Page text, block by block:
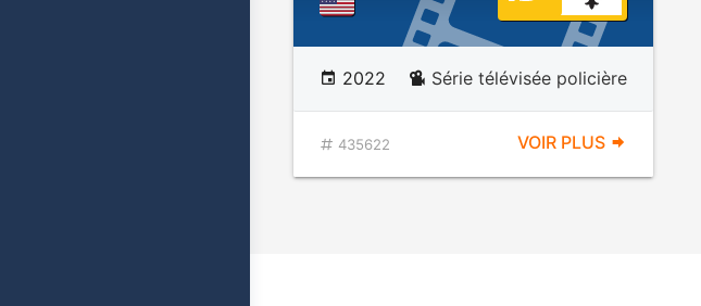
2022 Série télévisée policière
435622 VOIR PLUS